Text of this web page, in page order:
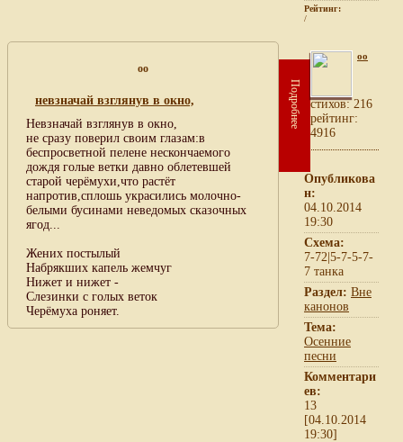
Рейтинг:
/
oo
невзначай взглянув в окно,
Невзначай взглянув в окно,
не сразу поверил своим глазам:в
беспросветной пелене нескончаемого
дождя голые ветки давно облетевшей
старой черёмухи,что растёт
напротив,сплошь украсились молочно-
белыми бусинами неведомых сказочных
ягод...
Жених постылый
Набрякших капель жемчуг
Нижет и нижет -
Слезинки с голых веток
Черёмуха роняет.
Подробнее
oo
cтихов: 216
рейтинг:
4916
Опубликова
н:
04.10.2014
19:30
Схема:
7-72|5-7-5-7-
7 танка
Раздел: Вне
канонов
Тема:
Осенние
песни
Комментари
ев:
13
[04.10.2014
19:30]